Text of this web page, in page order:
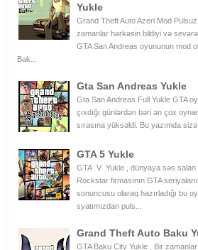
Yukle
Grand Theft Auto Azeri Mod
zamanlar hərkəsin bildiyi və
GTA San Andreas oyununun mod
Bak...
Gta San Andreas Yukle
Gta San Andreas Full Yukle GTA
çıxdığı günlərdən bəri ən çox
sırasına yüksəldi. Bu yazımda sizə
GTA 5 Yukle
GTA V Yukle , dünyaya səs salan
Rockstar firmasının GTA
sonuncusu olaraq hazırladığı bu
syatımızdan puls...
Grand Theft Auto Baku
GTA Baku City Yukle , Bir